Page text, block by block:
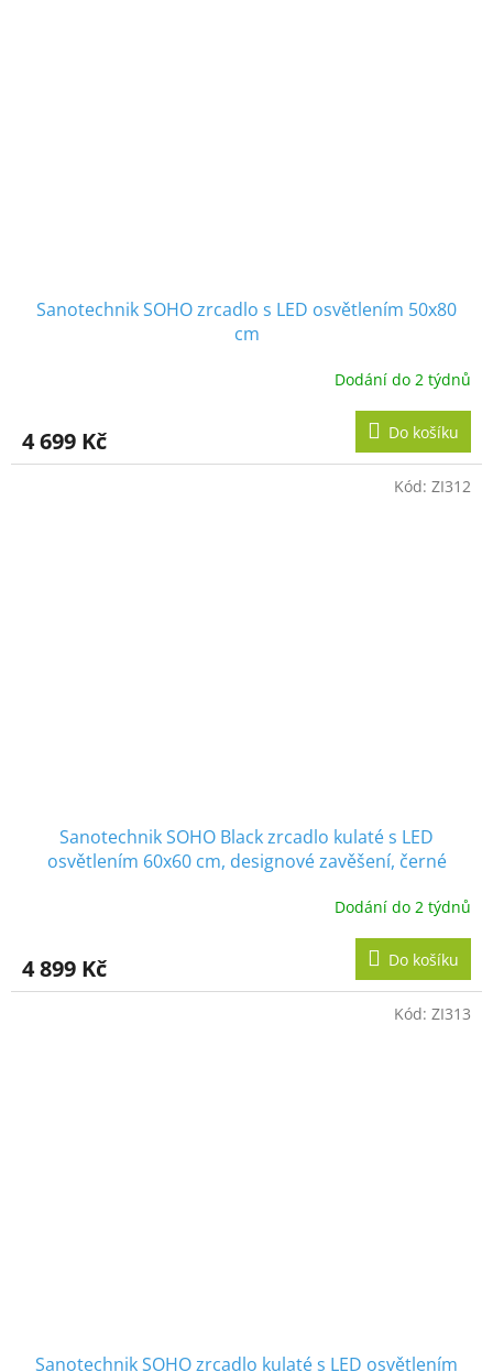
Sanotechnik SOHO zrcadlo s LED osvětlením 50x80
cm
Dodání do 2 týdnů
4 699 Kč Do košíku
Sanotechnik SOHO Black zrcadlo kulaté s LED
osvětlením 60x60 cm, designové zavěšení, černé
Dodání do 2 týdnů
4 899 Kč Do košíku
Kód: ZI312
Sanotechnik SOHO zrcadlo kulaté s LED osvětlením
Kód: ZI313